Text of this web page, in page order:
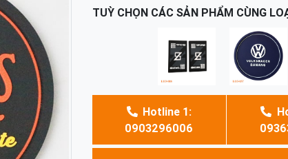
TUỲ CHỌN CÁC SẢN PHẨM CÙNG
Hotline 1:
0903296006